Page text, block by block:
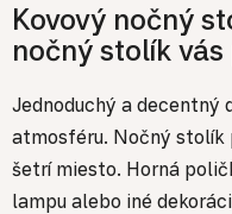
Kovový nočný
nočný stolík
Jednoduchý a decentný
atmosféru. Nočný stolík
šetrí miesto. Horná
lampu alebo iné